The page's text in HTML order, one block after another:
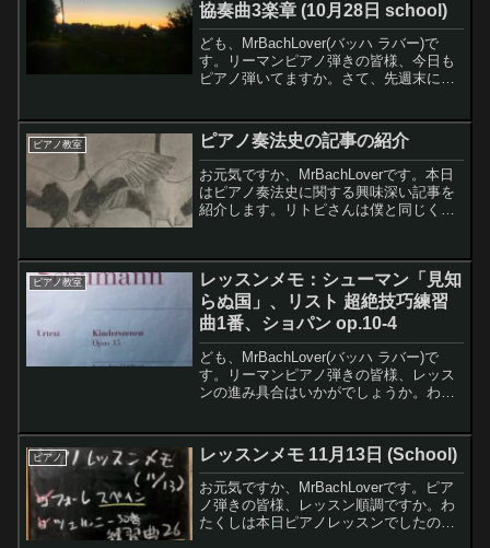
協奏曲3楽章 (10月28日 school)
ども、MrBachLover(バッハ ラバー)で
す。リーマンピアノ弾きの皆様、今日も
ピアノ弾いてますか。さて、先週末に
のSchool コースのレッスンメモなど...
ピアノ教室 ピアノ奏法史の記事の紹介
お元気ですか、MrBachLoverです。本日
はピアノ奏法史に関する興味深い記事を
紹介します。リトピさんは僕と同じく理
を読むとチェンバロ時代から現代ピアノ
ま...
ピアノ教室
レッスンメモ：シューマン「見知
らぬ国」、リスト 超絶技巧練習
曲1番、ショパン op.10-4
ども、MrBachLover(バッハ ラバー)で
す。リーマンピアノ弾きの皆様、レッス
ンの進み具合はいかがでしょうか。わた
ので、ちょっとレッスンメモを記そうと
思いま...
ピアノ レッスンメモ 11月13日 (School)
お元気ですか、MrBachLoverです。ピア
ノ弾きの皆様、レッスン順調ですか。わ
たくしは本日ピアノレッスンでしたの